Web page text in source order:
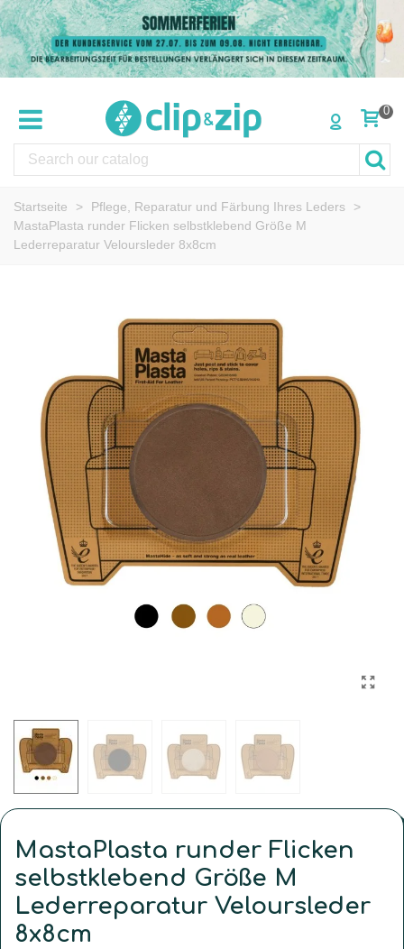
0
Startseite > Pflege, Reparatur und Färbung Ihres Leders
>
MastaPlasta runder Flicken selbstklebend Größe M
Lederreparatur Veloursleder 8x8cm
MastaPlasta runder Flicken
selbstklebend Größe M
Lederreparatur Veloursleder
8x8cm